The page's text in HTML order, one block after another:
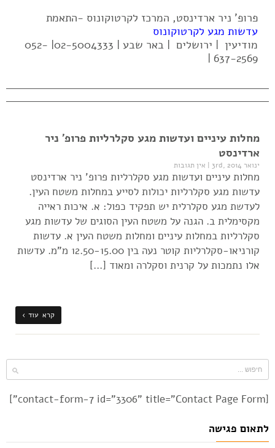
פרופ' ניר ארדינסט, המרכז לקרטוקונוס -התאמת
עדשות מגע לקרטוקונוס
מודיעין | ירושלים | באר שבע | 02-5004333| 052-
637-2569 |
מחלות עיניים ועדשות מגע סקלרליות פרופ' ניר
ארדינסט
ינואר 3rd, 2014 | אין תגובות
מחלות עיניים ועדשות מגע סקלרליות פרופ' ניר ארדינסט
עדשות מגע סקלרליות יכולות לסייע במחלות משטח העין.
לעדשת מגע סקלרלית יש תפקיד כפול: א. איכות ראייה
מקסימלית ב. הגנה על משטח העין הסוגים של עדשות מגע
סקלרליות במחלות עיניים ומחלות משטח העין א. עדשות
קורניאו-סקלרליות קוטר נעה בין 12.50-15.00 מ"מ. עדשות
אלו נתמכות על קרנית וסקלרה ומאוד […]
קרא עוד ›
[contact-form-7 id="3306" title="Contact Page Form"]
לתאום פגישה